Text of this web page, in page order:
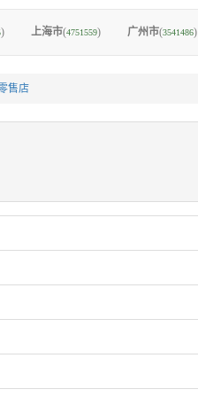
) 上海市(4751559) 广州市(3541486)
售店